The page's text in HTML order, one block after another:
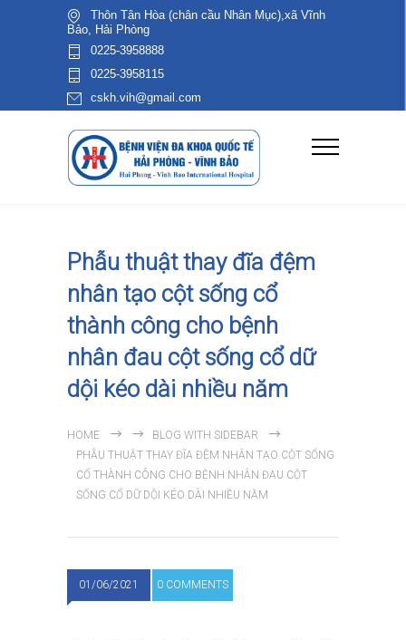
Thôn Tân Hòa (chân cầu Nhân Mục),xã Vĩnh
Bảo, Hải Phòng
0225-3958888
0225-3958115
cskh.vih@gmail.com
Phẫu thuật thay đĩa đệm
nhân tạo cột sống cổ
thành công cho bệnh
nhân đau cột sống cổ dữ
dội kéo dài nhiều năm
HOME
BLOG WITH SIDEBAR
PHẪU THUẬT THAY ĐĨA ĐỆM NHÂN TẠO CỘT SỐNG
CỔ THÀNH CÔNG CHO BỆNH NHÂN ĐAU CỘT
SỐNG CỔ DỮ DỘI KÉO DÀI NHIỀU NĂM
01/06/2021 0 COMMENTS